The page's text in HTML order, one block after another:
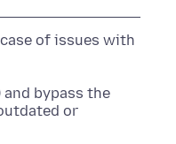
of issues with
and bypass the
or